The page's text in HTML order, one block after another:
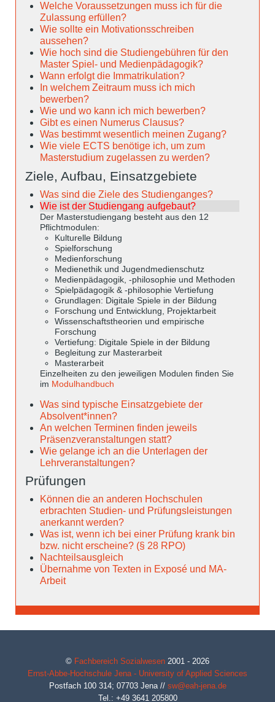
Welche Voraussetzungen muss ich für die
Zulassung erfüllen?
Wie sollte ein Motivationsschreiben
aussehen?
Wie hoch sind die Studiengebühren für den
Master Spiel- und Medienpädagogik?
Wann erfolgt die Immatrikulation?
In welchem Zeitraum muss ich mich
bewerben?
Wie und wo kann ich mich bewerben?
Gibt es einen Numerus Clausus?
Was bestimmt wesentlich meinen Zugang?
Wie viele ECTS benötige ich, um zum
Masterstudium zugelassen zu werden?
Ziele, Aufbau, Einsatzgebiete
Was sind die Ziele des Studienganges?
Wie ist der Studiengang aufgebaut?
Der Masterstudiengang besteht aus den 12
Pflichtmodulen:
Kulturelle Bildung
Spielforschung
Medienforschung
Medienethik und Jugendmedienschutz
Medienpädagogik, -philosophie und Methoden
Spielpädagogik & -philosophie Vertiefung
Grundlagen: Digitale Spiele in der Bildung
Forschung und Entwicklung, Projektarbeit
Wissenschaftstheorien und empirische
Forschung
Vertiefung: Digitale Spiele in der Bildung
Begleitung zur Masterarbeit
Masterarbeit
Einzelheiten zu den jeweiligen Modulen finden Sie
im Modulhandbuch
Was sind typische Einsatzgebiete der
Absolvent*innen?
An welchen Terminen finden jeweils
Präsenzveranstaltungen statt?
Wie gelange ich an die Unterlagen der
Lehrveranstaltungen?
Prüfungen
Können die an anderen Hochschulen
erbrachten Studien- und Prüfungsleistungen
anerkannt werden?
Was ist, wenn ich bei einer Prüfung krank bin
bzw. nicht erscheine? (§ 28 RPO)
Nachteilsausgleich
Übernahme von Texten in Exposé und MA-
Arbeit
© Fachbereich Sozialwesen 2001 - 2026
Ernst-Abbe-Hochschule Jena - University of Applied Sciences
Postfach 100 314; 07703 Jena// sw@eah-jena.de
Tel.: +49 3641 205800